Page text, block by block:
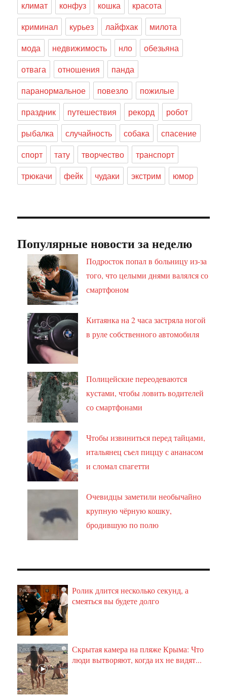
климат конфуз кошка
красота
криминал
курьез лайфхак
милота
мода
недвижимость нло
обезьяна
отвага
отношения
панда
паранормальное
повезло
пожилые
праздник
путешествия рекорд
робот
рыбалка
случайность собака
спасение
спорт
тату творчество
транспорт
трюкачи
фейк чудаки экстрим юмор
Популярные новости за неделю
Подросток попал в больницу из-за
того, что целыми днями валялся со
смартфоном
Китаянка на 2 часа застряла ногой
в руле собственного автомобиля
Полицейские переодеваются
кустами, чтобы ловить водителей
со смартфонами
Чтобы извиниться перед тайцами,
итальянец съел пиццу с ананасом
и сломал спагетти
Очевидцы заметили необычайно
крупную чёрную кошку,
бродившую по полю
i
Ролик длится несколько секунд, а
смеяться вы будете долго
i
Скрытая камера на пляже Крыма: Что
люди вытворяют, когда их не видят...